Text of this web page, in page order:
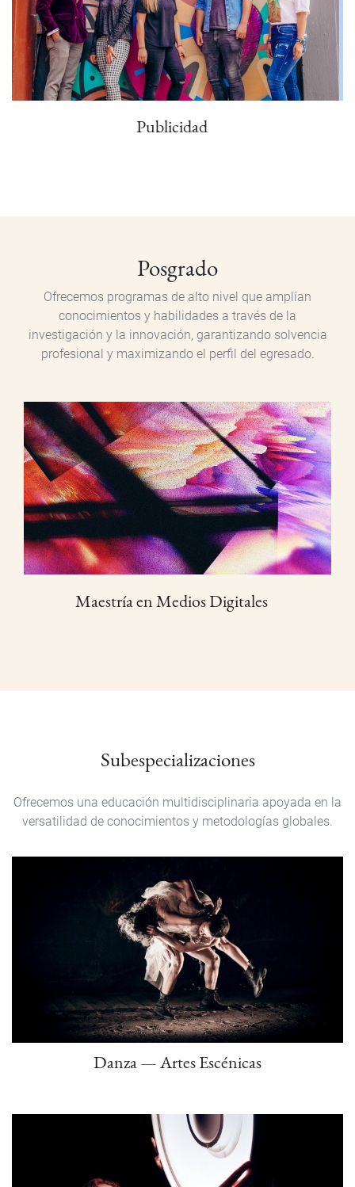
Publicidad
Posgrado
Ofrecemos programas de alto nivel que amplían
conocimientos y habilidades a través de la
investigación y la innovación, garantizando solvencia
profesional y maximizando el perfil del egresado.
Maestría en Medios Digitales
Subespecializaciones
Ofrecemos una educación multidisciplinaria apoyada en la
versatilidad de conocimientos y metodologías globales.
Danza — Artes Escénicas